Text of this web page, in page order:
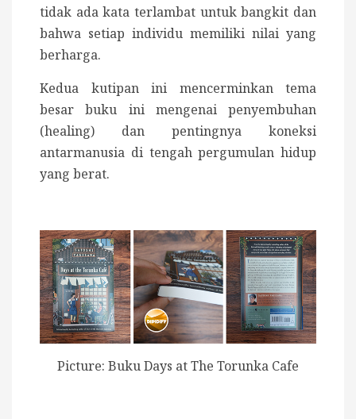
tidak ada kata terlambat untuk bangkit dan
bahwa setiap individu memiliki nilai yang
berharga.
Kedua kutipan ini mencerminkan tema
besar buku ini mengenai penyembuhan
(healing) dan pentingnya koneksi
antarmanusia di tengah pergumulan hidup
yang berat.
Picture: Buku Days at The Torunka Cafe